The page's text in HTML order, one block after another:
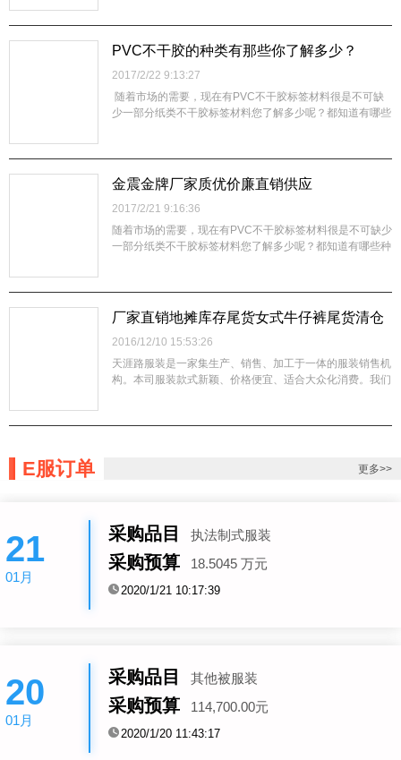
脚，其手工成本是普通单面绒大衣的三倍。而这种细致的做
工，一般都用于高档的服装，所有这些工...
PVC不干胶的种类有那些你了解多少？
2017/2/22 9:13:27
随着市场的需要，现在有PVC不干胶标签材料很是不可缺
少一部分纸类不干胶标签材料您了解多少呢？都知道有哪些
哪些原材料呢？各种不干胶是针对各种不同的使用方法而生
产的。但是每种不干胶用途都是有所不同的，比如合成纸不
干胶标签材料您知道有哪些吗？强粘PVC、可移PVC、乳
白PVC、白色PVC、强粘光白PVC、黑色PVC等，所以各
种间隔不干胶是针对...
金震金牌厂家质优价廉直销供应
2017/2/21 9:16:36
随着市场的需要，现在有PVC不干胶标签材料很是不可缺少
一部分纸类不干胶标签材料您了解多少呢？都知道有哪些种
些原材料呢？各种不干胶是针对各种不同的使用方法而生产
的。但是每种不干胶用途都是有所不同的，比如合成纸不干
胶标签材料您知道有哪些吗？强粘PVC、可移PVC、乳白
PVC、白色PVC、强粘光白PVC、黑色PVC等，所以各种
间隔不干胶是针对各种不同的使...
厂家直销地摊库存尾货女式牛仔裤尾货清仓
批发韩版女裤
2016/12/10 15:53:26
天涯路服装是一家集生产、销售、加工于一体的服装销售机
构。本司服装款式新颖、价格便宜、适合大众化消费。我们
我们一直坚持“诚信服务、客户至上”作为经营宗旨，以
E服订单 更多>>
21
01月
采购品目 执法制式服装
采购预算 18.5045 万元
2020/1/21 10:17:39
20
01月
采购品目 其他被服装
采购预算 114,700.00元
2020/1/20 11:43:17